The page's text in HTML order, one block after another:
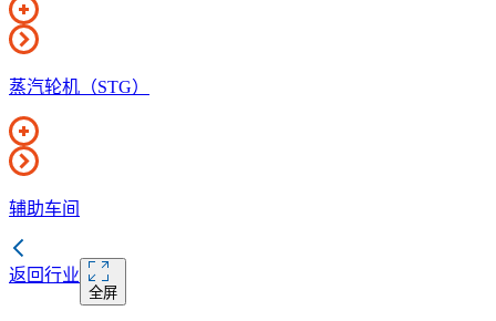
蒸汽轮机（STG）
辅助车间
返回行业
全屏